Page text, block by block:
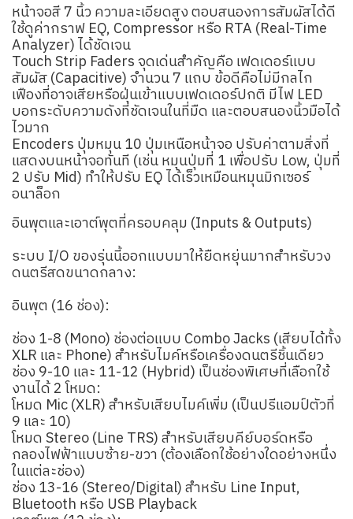
หน้าจอสี 7 นิ้ว ความละเอียดสูง ตอบสนองการสัมผัสได้ดี
ใช้ดูค่ากราฟ EQ, Compressor หรือ RTA (Real-Time
Analyzer) ได้ชัดเจน
Touch Strip Faders จุดเด่นสำคัญคือ เฟดเดอร์แบบ
สัมผัส (Capacitive) จำนวน 7 แถบ ข้อดีคือไม่มีกลไก
เฟืองที่อาจเสียหรือฝุ่นเข้าแบบเฟดเดอร์ปกติ มีไฟ LED
บอกระดับความดังที่ชัดเจนในที่มืด และตอบสนองนิ้วมือได้
ไวมาก
Encoders ปุ่มหมุน 10 ปุ่มเหนือหน้าจอ ปรับค่าตามสิ่งที่
แสดงบนหน้าจอทันที (เช่น หมุนปุ่มที่ 1 เพื่อปรับ Low, ปุ่มที่
2 ปรับ Mid) ทำให้ปรับ EQ ได้เร็วเหมือนหมุนมิกเซอร์
อนาล็อก
อินพุตและเอาต์พุตที่ครอบคลุม (Inputs & Outputs)
ระบบ I/O ของรุ่นนี้ออกแบบมาให้ยืดหยุ่นมากสำหรับวง
ดนตรีสดขนาดกลาง:
อินพุต (16 ช่อง):
ช่อง 1-8 (Mono) ช่องต่อแบบ Combo Jacks (เสียบได้ทั้ง
XLR และ Phone) สำหรับไมค์หรือเครื่องดนตรีชิ้นเดียว
ช่อง 9-10 และ 11-12 (Hybrid) เป็นช่องพิเศษที่เลือกใช้
งานได้ 2 โหมด:
โหมด Mic (XLR) สำหรับเสียบไมค์เพิ่ม (เป็นปรีแอมป์ตัวที่
9 และ 10)
โหมด Stereo (Line TRS) สำหรับเสียบคีย์บอร์ดหรือ
กลองไฟฟ้าแบบซ้าย-ขวา (ต้องเลือกใช้อย่างใดอย่างหนึ่ง
ในแต่ละช่อง)
ช่อง 13-16 (Stereo/Digital) สำหรับ Line Input,
Bluetooth หรือ USB Playback